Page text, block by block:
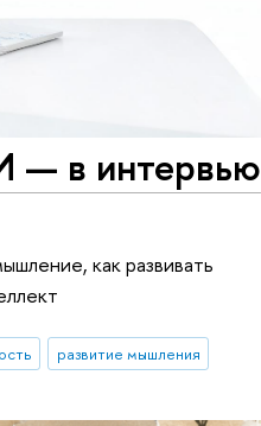
— в интервью
как развивать
развитие мышления